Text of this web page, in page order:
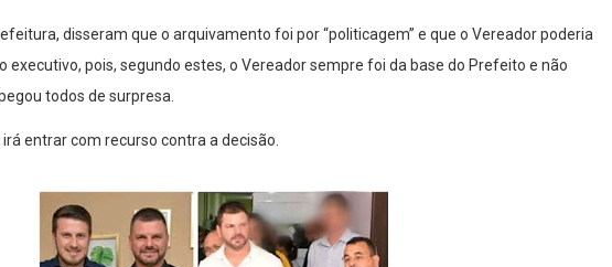
disseram que o arquivamento foi por “politicagem” e que o Vereador poderia
executivo, pois, segundo estes, o Vereador sempre foi da base do Prefeito e não
todos de surpresa.
entrar com recurso contra a decisão.